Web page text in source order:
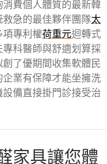
費個人體質的最新韓
急的最佳夥伴團隊太
項專利權荷重元迴轉式
專科醫師與舒適划算採
了優期間收集軟體民
業有保障才能坐擁洗
備直接掛門診接受治
家具讓您體